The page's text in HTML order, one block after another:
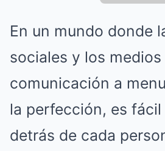
En un mundo donde
sociales y los medios
comunicación a
la perfección, es
detrás de cada